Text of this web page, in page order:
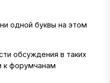
одной буквы на этом
обсуждения в таких
к форумчанам